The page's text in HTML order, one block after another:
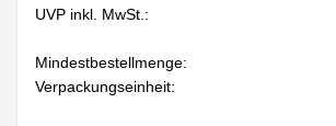
UVP inkl. MwSt.:
Mindestbestellmenge:
Verpackungseinheit: